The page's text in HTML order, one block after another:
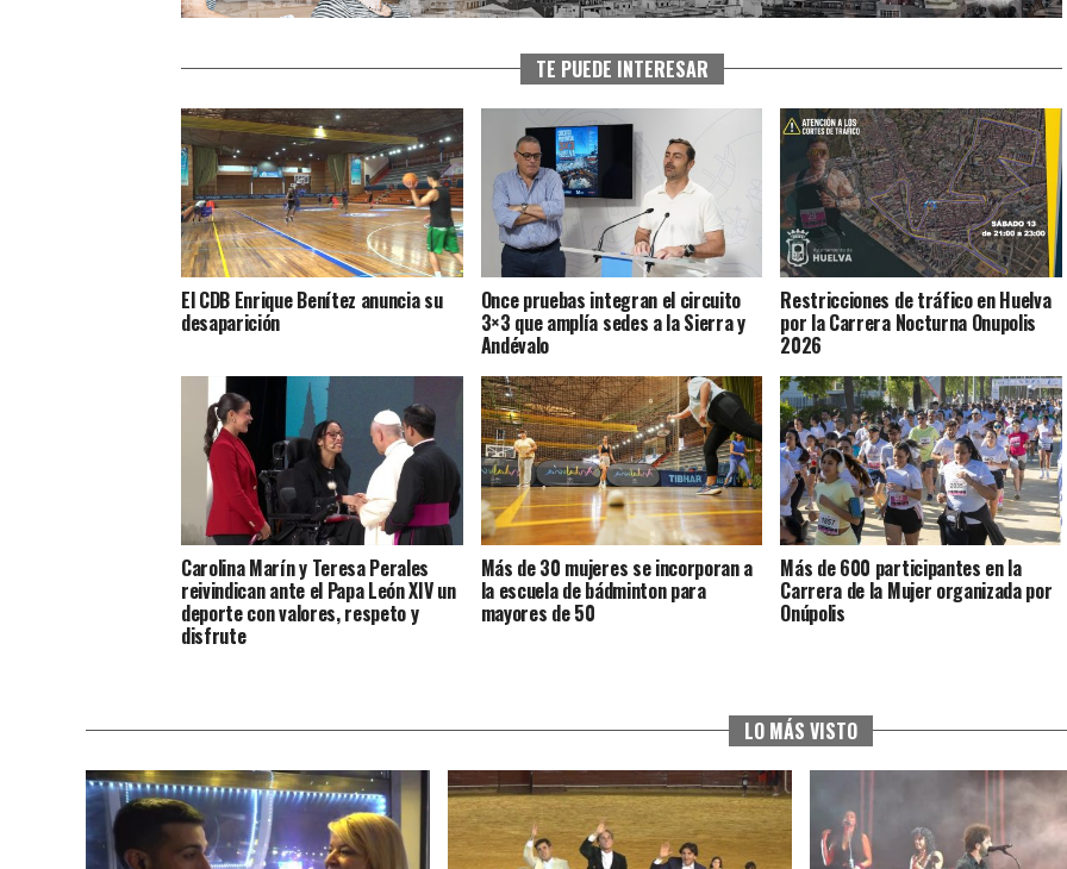
TE PUEDE INTERESAR
El CDB Enrique Benítez anuncia su
desaparición
Once pruebas integran el circuito
3×3 que amplía sedes a la Sierra y
Andévalo
Restricciones de tráfico en Huelva
por la Carrera Nocturna Onupolis
2026
Carolina Marín y Teresa Perales
reivindican ante el Papa León XIV un
deporte con valores, respeto y
disfrute
Más de 30 mujeres se incorporan a
la escuela de bádminton para
mayores de 50
Más de 600 participantes en la
Carrera de la Mujer organizada por
Onúpolis
LO MÁS VISTO